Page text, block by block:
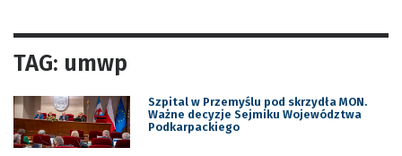
TAG: umwp
Szpital w Przemyślu pod skrzydła MON.
Ważne decyzje Sejmiku Województwa
Podkarpackiego